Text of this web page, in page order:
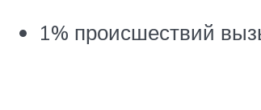
1% происшествий